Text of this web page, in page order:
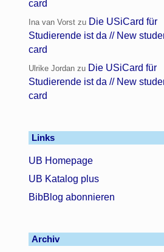
card
Ina van Vorst zu Die USiCard für
Studierende ist da // New
card
Ulrike Jordan zu Die USiCard für
Studierende ist da // New
card
Links
UB Homepage
UB Katalog plus
BibBlog abonnieren
Archiv